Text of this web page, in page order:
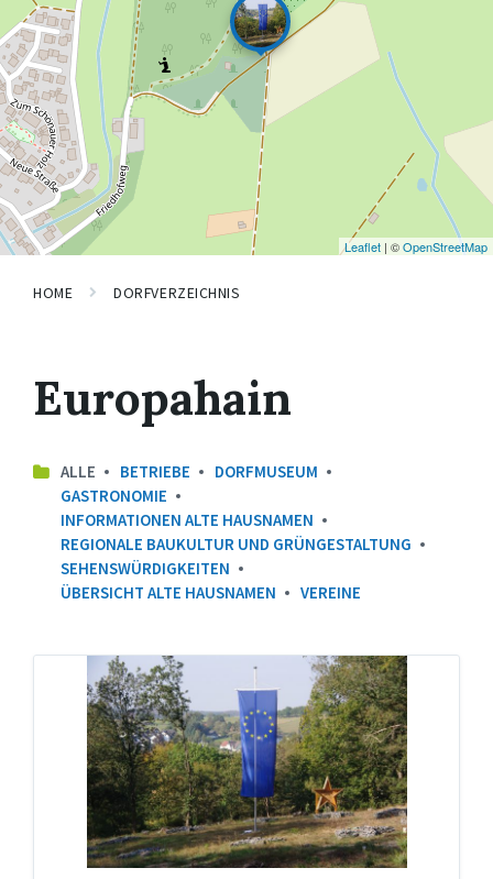
Leaflet | ©OpenStreetMap
HOME DORFVERZEICHNIS
Europahain
ALLE BETRIEBE
DORFMUSEUM
GASTRONOMIE
INFORMATIONEN ALTE HAUSNAMEN
REGIONALE BAUKULTUR UND GRÜNGESTALTUNG
SEHENSWÜRDIGKEITEN
ÜBERSICHT ALTE HAUSNAMEN
VEREINE
Europahain